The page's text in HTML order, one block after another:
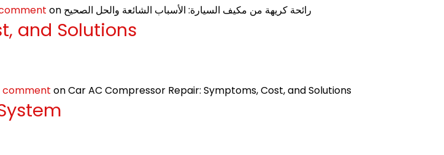
on رائحة كريهة من مكيف السيارة: الأسباب الشائعة والحل الصحيح
and Solutions
comment on Car AC Compressor Repair: Symptoms, Cost, and Solutions